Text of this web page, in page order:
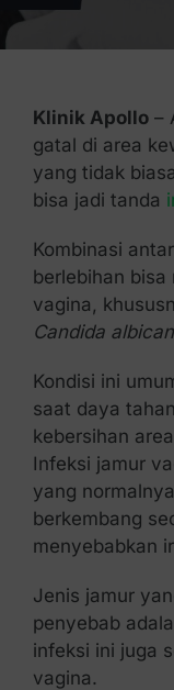
Klinik Apollo–
gatal di area
yang tidak
bisa jadi tanda
Kombinasi
berlebihan
vagina,
Candida
Kondisi ini
saat daya
kebersihan
Infeksi jamur
yang
berkembang
menyebabkan
Jenis jamur
penyebab
infeksi ini juga
vagina.